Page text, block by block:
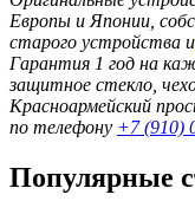
Европы и Японии,
старого устройства и
Гарантия 1 год на
защитное стекло,
Красноармейский
по телефону +7 (910)
Популярные